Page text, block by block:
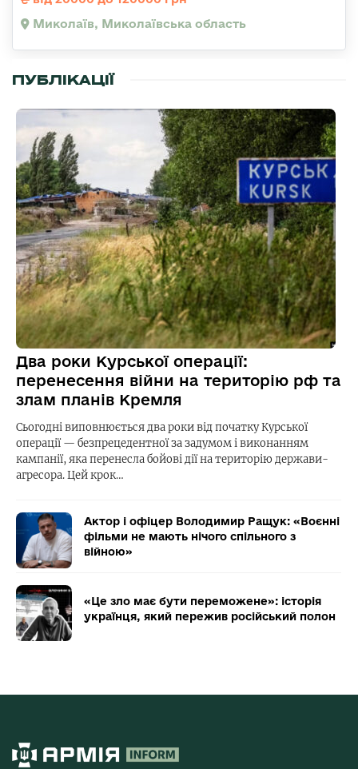
Миколаїв, Миколаївська область
ПУБЛІКАЦІЇ
Два роки Курської операції:
перенесення війни на територію рф та
злам планів Кремля
Сьогодні виповнюється два роки від початку Курської
операції — безпрецедентної за задумом і виконанням
кампанії, яка перенесла бойові дії на територію держави-
агресора. Цей крок…
Актор і офіцер Володимир Ращук: «Воєнні
фільми не мають нічого спільного з
війною»
«Це зло має бути переможене»: історія
українця, який пережив російський полон